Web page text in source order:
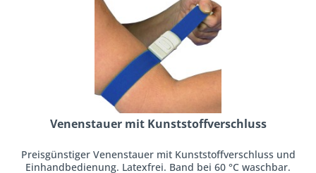
Venenstauer mit Kunststoffverschluss
Preisgünstiger Venenstauer mit Kunststoffverschluss und
Einhandbedienung. Latexfrei. Band bei 60 °C waschbar.